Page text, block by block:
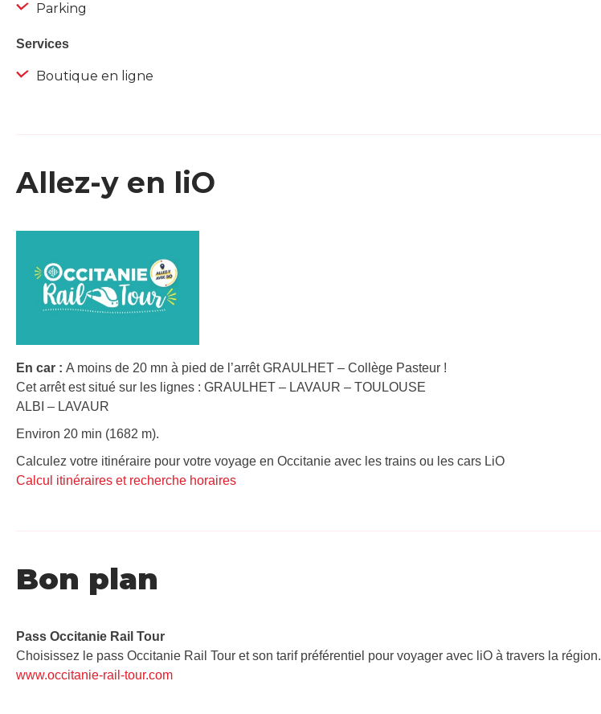
Parking
Services
Boutique en ligne
Allez-y en liO
En car : A moins de 20 mn à pied de l’arrêt GRAULHET – Collège Pasteur !
Cet arrêt est situé sur les lignes : GRAULHET – LAVAUR – TOULOUSE
ALBI – LAVAUR
Environ 20 min (1682 m).
Calculez votre itinéraire pour votre voyage en Occitanie avec les trains ou les cars LiO
Calcul itinéraires et recherche horaires
Bon plan
Pass Occitanie Rail Tour​
Choisissez le pass Occitanie Rail Tour et son tarif préférentiel pour voyager avec liO à travers la région.
www.occitanie-rail-tour.com